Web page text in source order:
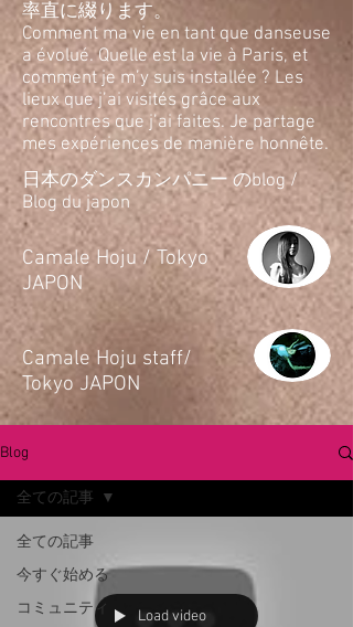
率直に綴ります。
Comment ma vie en tant que danseuse
a évolué. Quelle est la vie à Paris, et
comment je m’y suis installée ? Les
lieux que j’ai visités grâce aux
rencontres que j’ai faites. Je partage
mes expériences de manière honnête.
日本のダンスカンパニー のblog /
Blog du japon
​Camale Hoju / Tokyo
JAPON
​Camale Hoju staff/
Tokyo JAPON
Blog
全ての記事
今すぐ始める
コミュニティ
全ての記事
Load video